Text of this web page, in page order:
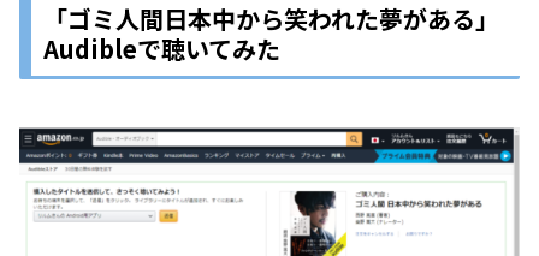
「ゴミ人間日本中から笑われた夢がある」
Audibleで聴いてみた